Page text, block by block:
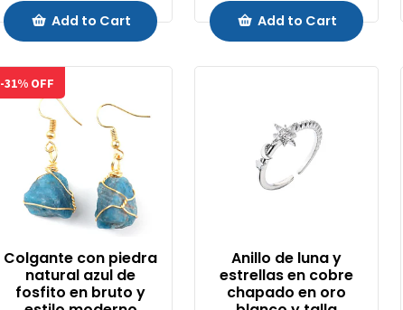
Add to Cart Add to Cart
-31% OFF
Colgante con piedra
natural azul de
fosfito en bruto y
Anillo de luna y
estrellas en cobre
chapado en oro